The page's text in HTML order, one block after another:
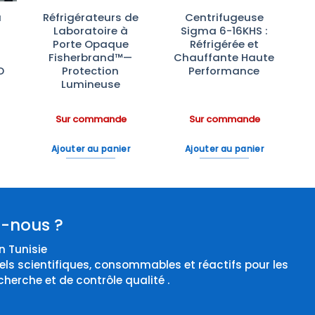
Réfrigérateurs de
Laboratoire à
Porte Opaque
Fisherbrand™—
Protection
Lumineuse
Sur commande
Ajouter au panier
Centrifugeuse
Sigma 6-16KHS :
Réfrigérée et
Chauffante Haute
Performance
Sur commande
Ajouter au panier
nous ?
Tunisie
scientifiques, consommables et réactifs pour les
et de contrôle qualité .